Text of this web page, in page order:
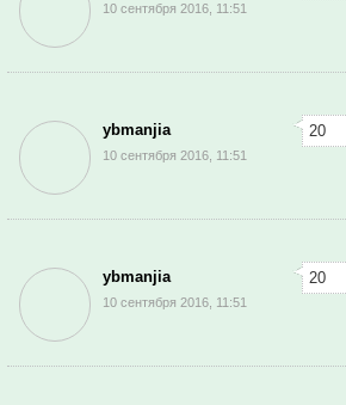
10 сентября 2016, 11:51
ybmanjia
10 сентября 2016, 11:51
20
ybmanjia
10 сентября 2016, 11:51
20